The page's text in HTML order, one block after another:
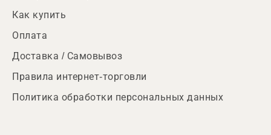
Как купить
Оплата
Доставка / Самовывоз
Правила интернет-торговли
Политика обработки персональных данных